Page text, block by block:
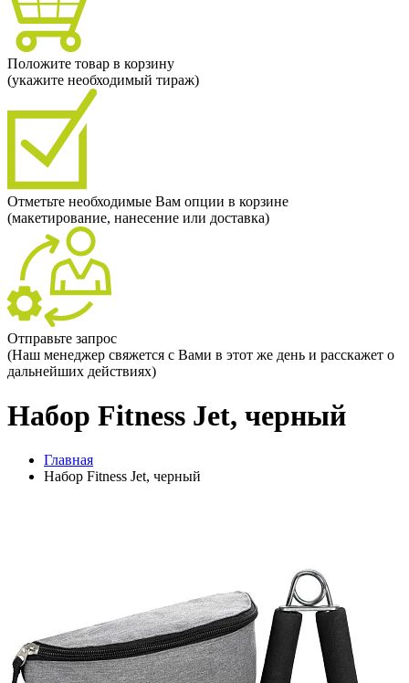
Положите товар в корзину
(укажите необходимый тираж)
Отметьте необходимые Вам опции в корзине
(макетирование, нанесение или доставка)
Отправьте запрос
(Наш менеджер свяжется с Вами в этот же день и расскажет о
дальнейших действиях)
Набор Fitness Jet, черный
Главная
Набор Fitness Jet, черный